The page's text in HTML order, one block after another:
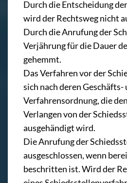
Durch die Entscheidung
wird der Rechtsweg nicht
Durch die Anrufung der
Verjährung für die Dauer
gehemmt.
Das Verfahren vor der
sich nach deren Geschäfts-
Verfahrensordnung, die
Verlangen von der
ausgehändigt wird.
Die Anrufung der
ausgeschlossen, wenn
beschritten ist. Wird der